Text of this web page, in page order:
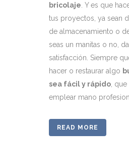
bricolaje. Y es que
tus proyectos, ya sean
de almacenamiento o
seas un manitas o no,
satisfacción. Siempre
hacer o restaurar algo
sea fácil y rápido, que
emplear mano
READ MORE